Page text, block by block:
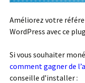
Améliorez votre
WordPress avec ce
Si vous souhaiter
comment gagner de
conseille d’installer :